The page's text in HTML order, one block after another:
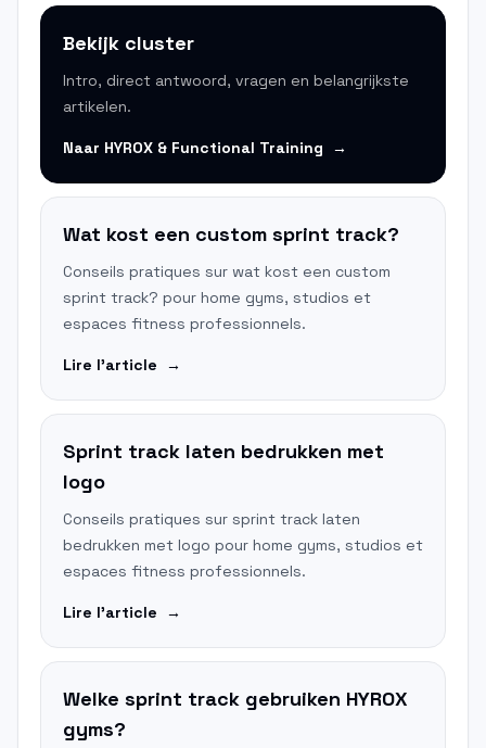
Bekijk cluster
Intro, direct antwoord, vragen en belangrijkste
artikelen.
Naar HYROX & Functional Training →
Wat kost een custom sprint track?
Conseils pratiques sur wat kost een custom
sprint track? pour home gyms, studios et
espaces fitness professionnels.
Lire l'article →
Sprint track laten bedrukken met
logo
Conseils pratiques sur sprint track laten
bedrukken met logo pour home gyms, studios et
espaces fitness professionnels.
Lire l'article →
Welke sprint track gebruiken HYROX
gyms?